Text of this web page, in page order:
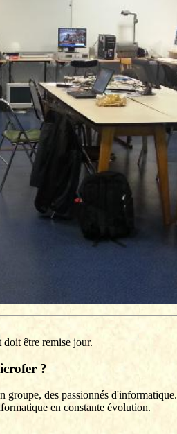
doit être remise jour.
?
groupe, des passionnés d'informatique.
en constante évolution.